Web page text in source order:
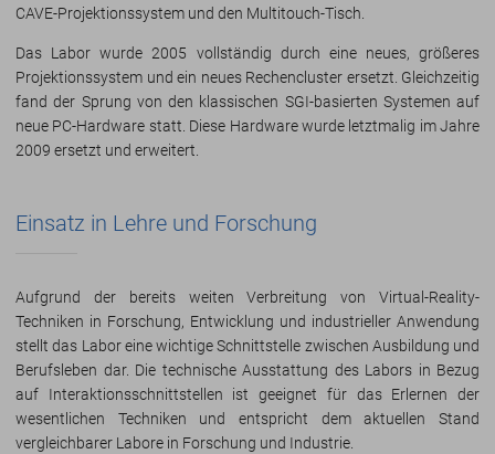
CAVE-Projektionssystem und den Multitouch-Tisch.
Das Labor wurde 2005 vollständig durch eine neues, größeres
Projektionssystem und ein neues Rechencluster ersetzt. Gleichzeitig
fand der Sprung von den klassischen SGI-basierten Systemen auf
neue PC-Hardware statt. Diese Hardware wurde letztmalig im Jahre
2009 ersetzt und erweitert.
Einsatz in Lehre und Forschung
Aufgrund der bereits weiten Verbreitung von Virtual-Reality-
Techniken in Forschung, Entwicklung und industrieller Anwendung
stellt das Labor eine wichtige Schnittstelle zwischen Ausbildung und
Berufsleben dar. Die technische Ausstattung des Labors in Bezug
auf Interaktionsschnittstellen ist geeignet für das Erlernen der
wesentlichen Techniken und entspricht dem aktuellen Stand
vergleichbarer Labore in Forschung und Industrie.